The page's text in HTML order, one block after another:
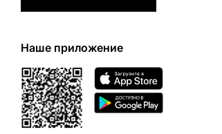
Наше приложение